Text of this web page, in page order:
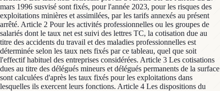
mars 1996 susvisé sont fixés, pour l'année 2023, pour les risques des
exploitations minières et assimilées, par les tarifs annexés au présent
arrêté. Article 2 Pour les activités professionnelles ou les groupes de
salariés dont le taux net est suivi des lettres TC, la cotisation due au
titre des accidents du travail et des maladies professionnelles est
déterminée selon les taux nets fixés par ce tableau, quel que soit
l'effectif habituel des entreprises considérées. Article 3 Les cotisations
dues au titre des délégués mineurs et délégués permanents de la surface
sont calculées d'après les taux fixés pour les exploitations dans
lesquelles ils exercent leurs fonctions. Article 4 Les dispositions du